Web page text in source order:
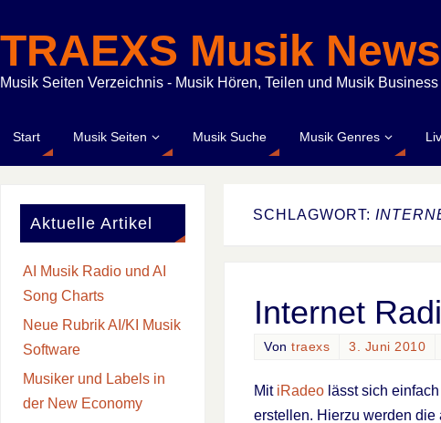
TRAEXS Musik News
Musik Seiten Verzeichnis - Musik Hören, Teilen und Musik Business
Start Musik Seiten Musik Suche Musik Genres
SCHLAGWORT:
Internet
Von traexs 3. Juni 2010
Mit iRadeo lässt sich
erstellen. Hierzu werden
Aktuelle Artikel
AI Musik Radio und AI
Song Charts
Neue Rubrik AI/KI Musik
Software
Musiker und Labels in
der New Economy